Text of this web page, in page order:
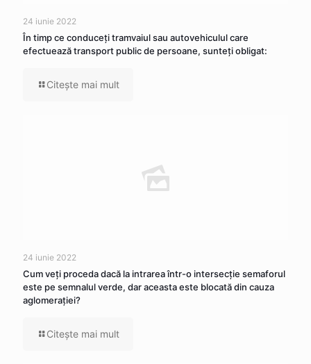
24 iunie 2022
În timp ce conduceţi tramvaiul sau autovehiculul care
efectuează transport public de persoane, sunteţi obligat:
Citeşte mai mult
24 iunie 2022
Cum veţi proceda dacă la intrarea într-o intersecţie semaforul
este pe semnalul verde, dar aceasta este blocată din cauza
aglomeraţiei?
Citeşte mai mult